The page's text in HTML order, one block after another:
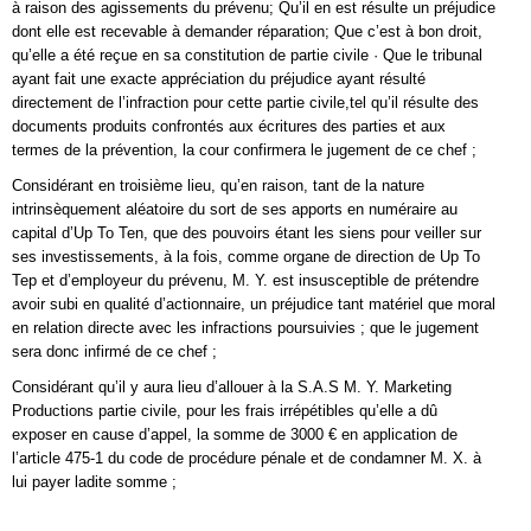
à raison des agissements du prévenu; Qu’il en est résulte un préjudice
dont elle est recevable à demander réparation; Que c’est à bon droit,
qu’elle a été reçue en sa constitution de partie civile · Que le tribunal
ayant fait une exacte appréciation du préjudice ayant résulté
directement de l’infraction pour cette partie civile,tel qu’il résulte des
documents produits confrontés aux écritures des parties et aux
termes de la prévention, la cour confirmera le jugement de ce chef ;
Considérant en troisième lieu, qu’en raison, tant de la nature
intrinsèquement aléatoire du sort de ses apports en numéraire au
capital d’Up To Ten, que des pouvoirs étant les siens pour veiller sur
ses investissements, à la fois, comme organe de direction de Up To
Tep et d’employeur du prévenu, M. Y. est insusceptible de prétendre
avoir subi en qualité d’actionnaire, un préjudice tant matériel que moral
en relation directe avec les infractions poursuivies ; que le jugement
sera donc infirmé de ce chef ;
Considérant qu’il y aura lieu d’allouer à la S.A.S M. Y. Marketing
Productions partie civile, pour les frais irrépétibles qu’elle a dû
exposer en cause d’appel, la somme de 3000 € en application de
l’article 475-1 du code de procédure pénale et de condamner M. X. à
lui payer ladite somme ;